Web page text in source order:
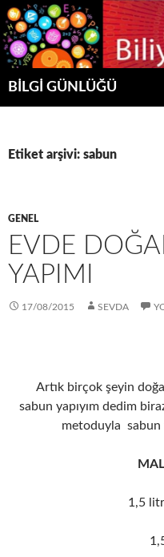
BİLGİ GÜNLÜĞÜ
Ara
Etiket arşivi: sabun
GENEL
EVDE
YAPIMI
17/08/2015 SEVDA
Artık birçok şeyin
sabun yapıyım dedim
metoduyla
1,5